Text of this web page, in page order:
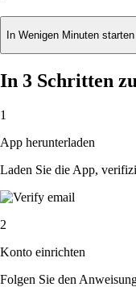
In Wenigen Minuten starten
In 3 Schritten
1
App herunterladen
Laden Sie die App,
2
Konto einrichten
Folgen Sie den